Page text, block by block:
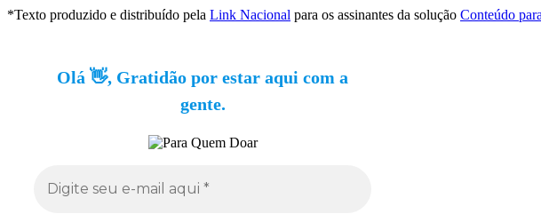
*Texto produzido e distribuído pela Link Nacional para os assinantes da solução Conteúdo
Olá 👋, Gratidão por estar aqui com a
gente.